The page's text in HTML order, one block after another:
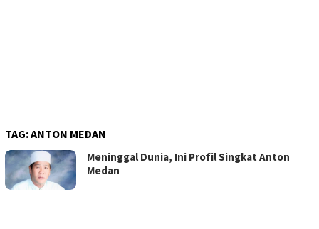
TAG:ANTON MEDAN
Meninggal Dunia, Ini Profil Singkat Anton
Medan